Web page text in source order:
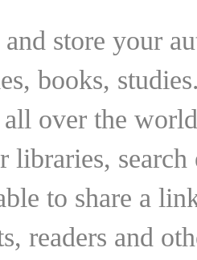
and store your
books,
all over the
libraries,
to share a
readers and